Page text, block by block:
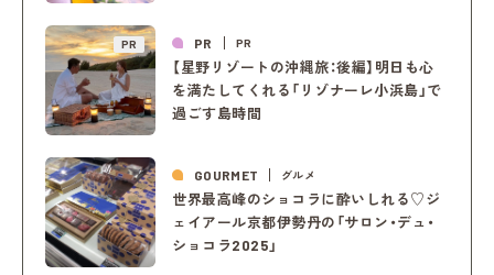
PR PR PR
【星野リゾートの沖縄旅：後編】明日も心
を満たしてくれる「リゾナーレ小浜島」で
過ごす島時間
GOURMET グルメ
世界最高峰のショコラに酔いしれる♡ジ
ェイアール京都伊勢丹の「サロン・デュ・
ショコラ2025」